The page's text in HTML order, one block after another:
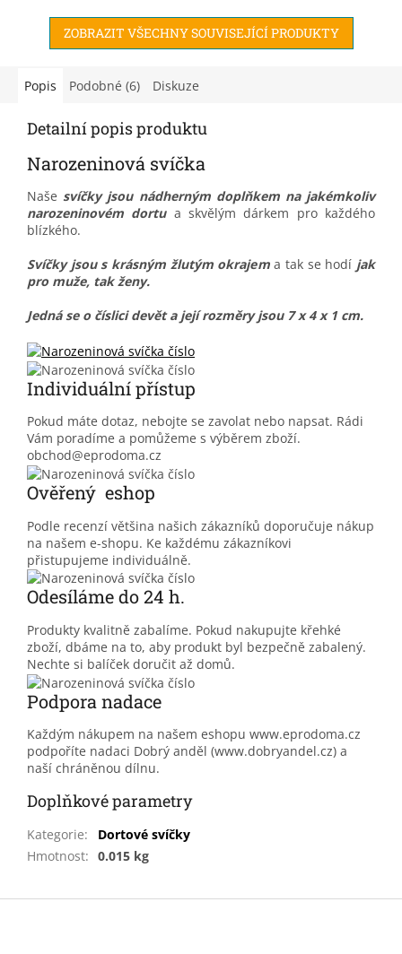
ZOBRAZIT VŠECHNY SOUVISEJÍCÍ PRODUKTY
Popis Podobné (6) Diskuze
Detailní popis produktu
Narozeninová svíčka
Našesvíčky jsou nádherným doplňkem na jakémkoliv
narozeninovém dortua skvělým dárkem pro každého
blízkého.
Svíčky jsou s krásným žlutým okrajema tak se hodí jak
pro muže, tak ženy.
Jedná se o číslici devět a její rozměry jsou 7 x 4 x 1 cm.
Individuální přístup
Pokud máte dotaz, nebojte se zavolat nebo napsat. Rádi
Vám poradíme a pomůžeme s výběrem zboží.
obchod@eprodoma.cz
Ověřený eshop
Podle recenzí většina našich zákazníků doporučuje nákup
na našem e-shopu. Ke každému zákazníkovi
přistupujeme individuálně.
Odesíláme do 24 h.
Produkty kvalitně zabalíme. Pokud nakupujte křehké
zboží, dbáme na to, aby produkt byl bezpečně zabalený.
Nechte si balíček doručit až domů.
Podpora nadace
Každým nákupem na našem eshopu www.eprodoma.cz
podpoříte nadaci Dobrý anděl (www.dobryandel.cz) a
naší chráněnou dílnu.
Doplňkové parametry
Kategorie:
Dortové svíčky
Hmotnost: 0.015 kg